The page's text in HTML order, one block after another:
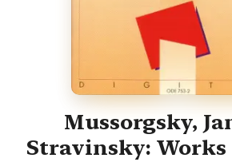
Mussorgsky,
Stravinsky: